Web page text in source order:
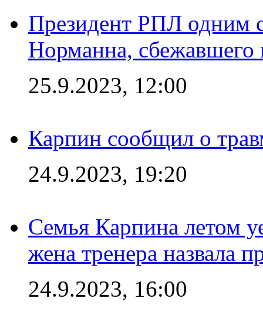
Президент РПЛ одним
Норманна, сбежавшего
25.9.2023, 12:00
Карпин сообщил о
24.9.2023, 19:20
Семья Карпина летом
жена тренера назвала
24.9.2023, 16:00